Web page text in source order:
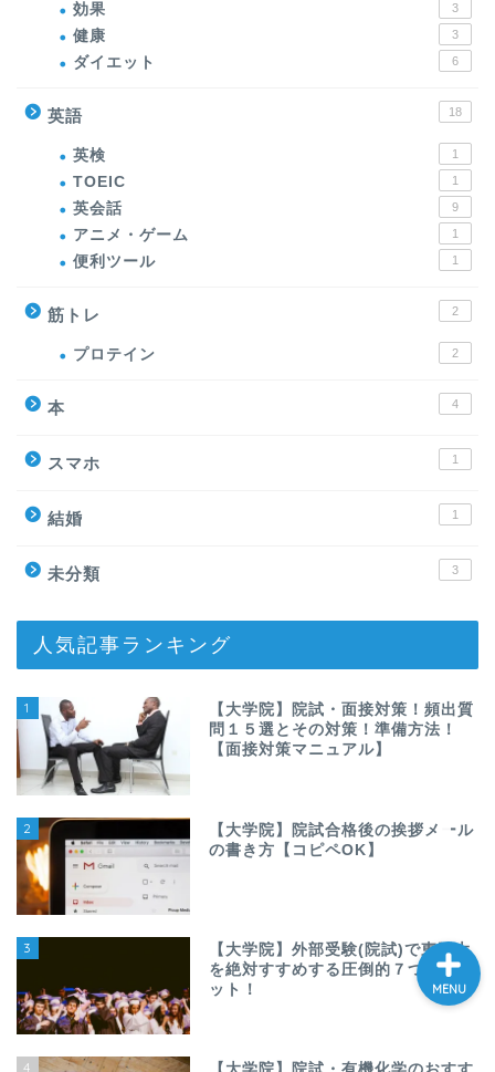
効果 3
健康 3
ダイエット 6
英語 18
英検 1
TOEIC 1
英会話 9
アニメ・ゲーム 1
便利ツール 1
筋トレ 2
プロテイン 2
本 4
スマホ 1
結婚 1
未分類 3
人気記事ランキング
1
【大学院】院試・面接対策！頻出質
問１５選とその対策！準備方法！
【面接対策マニュアル】
2
【大学院】院試合格後の挨拶メール
の書き方【コピペOK】
3
【大学院】外部受験(院試)で東工大
を絶対すすめする圧倒的７つのメリ
ット！
4
MENU
大学院
妊活